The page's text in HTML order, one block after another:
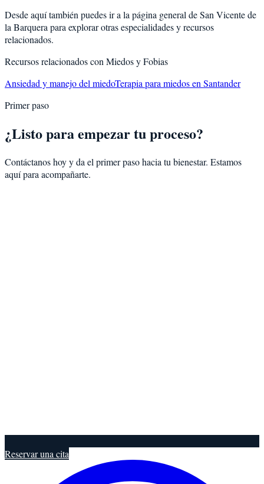
Desde aquí también puedes ir a la página general deSan Vicente de
la Barquera para explorar otras especialidades y recursos
relacionados.
Recursos relacionados con Miedos y Fobias
Ansiedad y manejo del miedoTerapia para miedos en Santander
Primer paso
¿Listo para empezar tu proceso?
Contáctanos hoy y da el primer paso hacia tu bienestar. Estamos
aquí para acompañarte.
Reservar una cita